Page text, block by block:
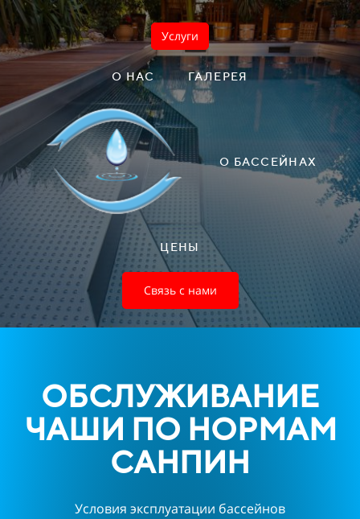
Услуги
О НАС ГАЛЕРЕЯ
О БАССЕЙНАХ
ЦЕНЫ
Связь с нами
ОБСЛУЖИВАНИЕ
ЧАШИ ПО НОРМАМ
САНПИН
Условия эксплуатации бассейнов